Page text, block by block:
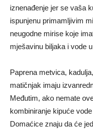
iznenađenje jer se vaša
ispunjenu primamljivim
neugodne mirise koje
mješavinu biljaka i vode
Paprena metvica,
matičnjak imaju
Međutim, ako nemate
kombiniranje kipuće
Domaćice znaju da će